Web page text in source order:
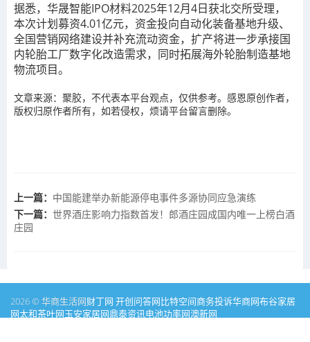
据悉，华晟智能IPO材料2025年12月4日获北交所受理，
本次计划募资4.01亿元，资金投向自动化装备基地升级、
全国营销网络建设并补充流动资金，扩产将进一步承接国
内轮胎工厂数字化改造需求，同时拓展海外轮胎制造基地
物流项目。
文章来源：聚胶， 不代表本平台观点，仅供参考。感恩原创作者，
版权归原作者所有，如若侵权，烦请平台留言删除。
上一篇： 中国能建举办新能源停电事件多源协同应急演练
下一篇： 世界酒庄影响力指数首发！郎酒庄园成国内唯一上榜白酒
庄园
2026 © 华商生活网财丁网 开创问答网比特空间商务投诉华商网布谷家居
网太和茶叶网玉安家居网鼎泰资讯电池功率网澳新网